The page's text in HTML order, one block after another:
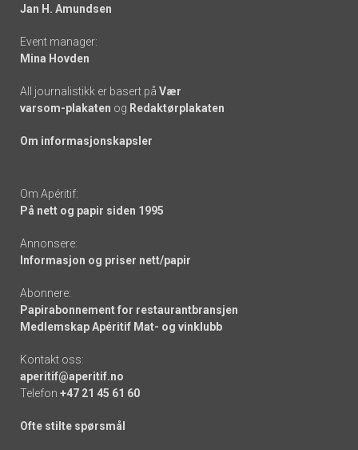
Jan H. Amundsen
Event manager:
Mina Hovden
All journalistikk er basert på Vær
varsom-plakaten og Redaktørplakaten
Om informasjonskapsler
Om Apéritif:
På nett og papir siden 1995
Annonsere:
Informasjon og priser nett/papir
Abonnere:
Papirabonnement for restaurantbransjen
Medlemskap Apéritif Mat- og vinklubb
Kontakt oss:
aperitif@aperitif.no
Telefon +47 21 45 61 60
Ofte stilte spørsmål